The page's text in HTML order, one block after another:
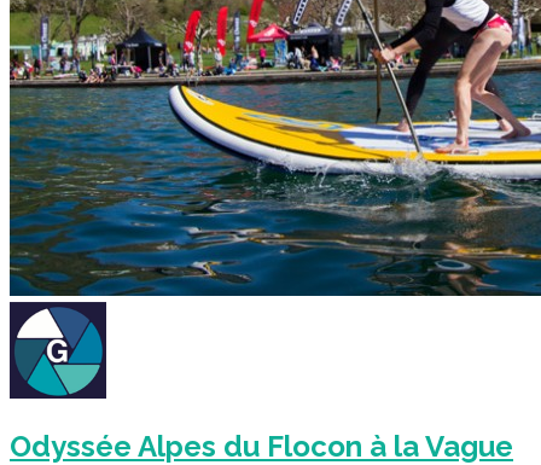
Odyssée Alpes du Flocon à la Vague